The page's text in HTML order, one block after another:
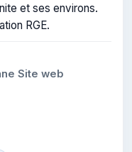
et ses environs.
RGE.
Site web